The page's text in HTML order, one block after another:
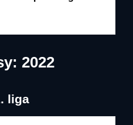
2022
liga